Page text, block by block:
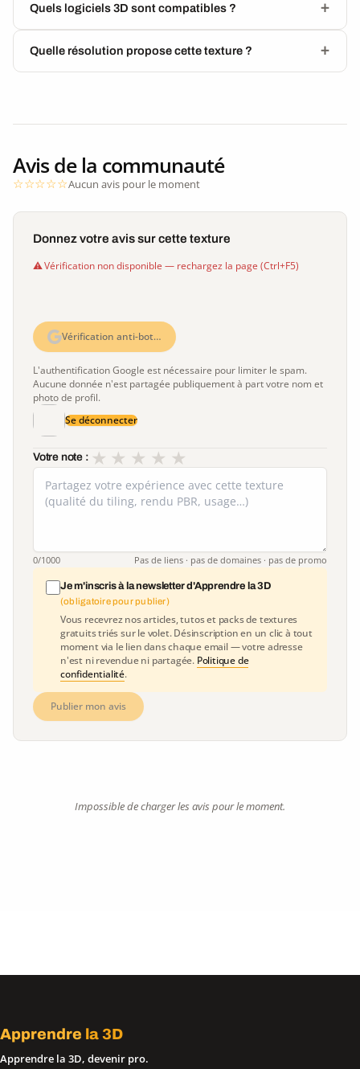
Quels logiciels 3D sont compatibles ?
Quelle résolution propose cette texture ?
Avis de la communauté
Aucun avis pour le moment
Donnez votre avis sur cette texture
Vérification non disponible — rechargez la page (Ctrl+F5)
Vérification anti-bot…
L'authentification Google est nécessaire pour limiter le spam.
Aucune donnée n'est partagée publiquement à part votre nom et
photo de profil.
Se déconnecter
Votre note : ★
★
★
★
★
0/1000 Pas de liens · pas de domaines · pas de promo
Je m'inscris à la newsletter d'Apprendre la 3D
(obligatoire pour publier)
Vous recevrez nos articles, tutos et packs de textures
gratuits triés sur le volet. Désinscription en un clic à tout
moment via le lien dans chaque email — votre adresse
n'est ni revendue ni partagée. Politique de
confidentialité.
Publier mon avis
Impossible de charger les avis pour le moment.
Apprendre la 3D
Apprendre la 3D, devenir pro.